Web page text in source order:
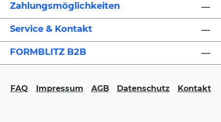
Zahlungsmöglichkeiten
Service & Kontakt
FORMBLITZ B2B
FAQ Impressum AGB Datenschutz Kontakt